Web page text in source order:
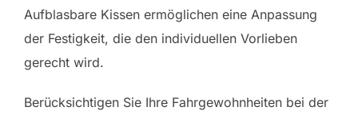
Aufblasbare Kissen ermöglichen eine Anpassung
der Festigkeit, die den individuellen Vorlieben
gerecht wird.
Berücksichtigen Sie Ihre Fahrgewohnheiten bei der